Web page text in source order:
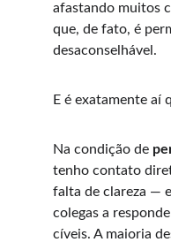
afastando muitos
que, de fato, é
desaconselhável.
E é exatamente aí
Na condição de
tenho contato
falta de clareza —
colegas a
cíveis. A maioria